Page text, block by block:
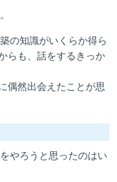
の知識がいくらか得ら
らも、話をするきっか
偶然出会えたことが思
やろうと思ったのはい